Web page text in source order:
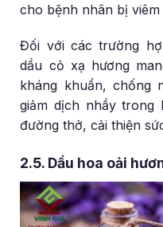
cho bệnh nhân bị viêm
Đối với các trường
dầu cỏ xạ hương
kháng khuẩn, chống
giảm dịch nhầy trong
đường thở, cải thiện
2.5. Dầu hoa oải